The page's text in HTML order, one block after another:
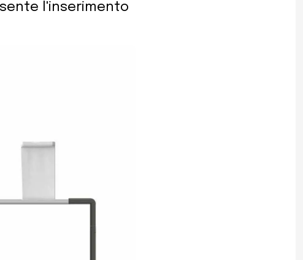
l'inserimento